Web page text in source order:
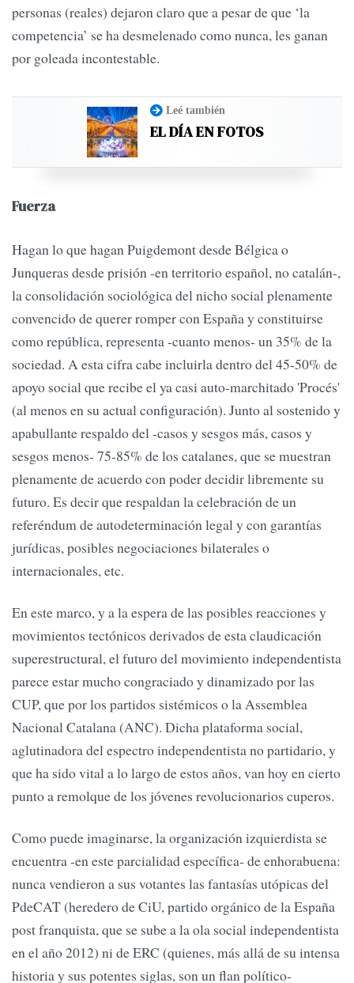
personas (reales) dejaron claro que a pesar de que ‘la
competencia’ se ha desmelenado como nunca, les ganan
por goleada incontestable.
Leé también
EL DÍA EN FOTOS
Fuerza
Hagan lo que hagan Puigdemont desde Bélgica o
Junqueras desde prisión -en territorio español, no catalán-,
la consolidación sociológica del nicho social plenamente
convencido de querer romper con España y constituirse
como república, representa -cuanto menos- un 35% de la
sociedad. A esta cifra cabe incluirla dentro del 45-50% de
apoyo social que recibe el ya casi auto-marchitado 'Procés'
(al menos en su actual configuración). Junto al sostenido y
apabullante respaldo del -casos y sesgos más, casos y
sesgos menos- 75-85% de los catalanes, que se muestran
plenamente de acuerdo con poder decidir libremente su
futuro. Es decir que respaldan la celebración de un
referéndum de autodeterminación legal y con garantías
jurídicas, posibles negociaciones bilaterales o
internacionales, etc.
En este marco, y a la espera de las posibles reacciones y
movimientos tectónicos derivados de esta claudicación
superestructural, el futuro del movimiento independentista
parece estar mucho congraciado y dinamizado por las
CUP, que por los partidos sistémicos o la Assemblea
Nacional Catalana (ANC). Dicha plataforma social,
aglutinadora del espectro independentista no partidario, y
que ha sido vital a lo largo de estos años, van hoy en cierto
punto a remolque de los jóvenes revolucionarios cuperos.
Como puede imaginarse, la organización izquierdista se
encuentra -en este parcialidad específica- de enhorabuena:
nunca vendieron a sus votantes las fantasías utópicas del
PdeCAT (heredero de CiU, partido orgánico de la España
post franquista, que se sube a la ola social independentista
en el año 2012) ni de ERC (quienes, más allá de su intensa
historia y sus potentes siglas, son un flan político-